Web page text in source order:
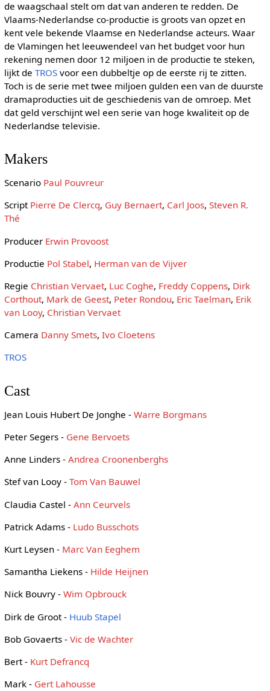
de waagschaal stelt om dat van anderen te redden. De
Vlaams-Nederlandse co-productie is groots van opzet en
kent vele bekende Vlaamse en Nederlandse acteurs. Waar
de Vlamingen het leeuwendeel van het budget voor hun
rekening nemen door 12 miljoen in de productie te steken,
lijkt de TROSvoor een dubbeltje op de eerste rij te zitten.
Toch is de serie met twee miljoen gulden een van de duurste
dramaproducties uit de geschiedenis van de omroep. Met
dat geld verschijnt wel een serie van hoge kwaliteit op de
Nederlandse televisie.
Makers
Scenario Paul Pouvreur
Script Pierre De Clercq, Guy Bernaert, Carl Joos, Steven R.
Thé
Producer Erwin Provoost
Productie Pol Stabel, Herman van de Vijver
Regie Christian Vervaet, Luc Coghe, Freddy Coppens, Dirk
Corthout, Mark de Geest, Peter Rondou, Eric Taelman, Erik
van Looy, Christian Vervaet
Camera Danny Smets, Ivo Cloetens
TROS
Cast
Jean Louis Hubert De Jonghe - Warre Borgmans
Peter Segers - Gene Bervoets
Anne Linders - Andrea Croonenberghs
Stef van Looy - Tom Van Bauwel
Claudia Castel - Ann Ceurvels
Patrick Adams - Ludo Busschots
Kurt Leysen - Marc Van Eeghem
Samantha Liekens - Hilde Heijnen
Nick Bouvry - Wim Opbrouck
Dirk de Groot - Huub Stapel
Bob Govaerts - Vic de Wachter
Bert - Kurt Defrancq
Mark - Gert Lahousse